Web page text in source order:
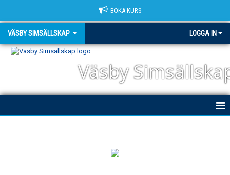
BOKA KURS
VÄSBY SIMSÄLLSKAP LOGGA IN
Väsby